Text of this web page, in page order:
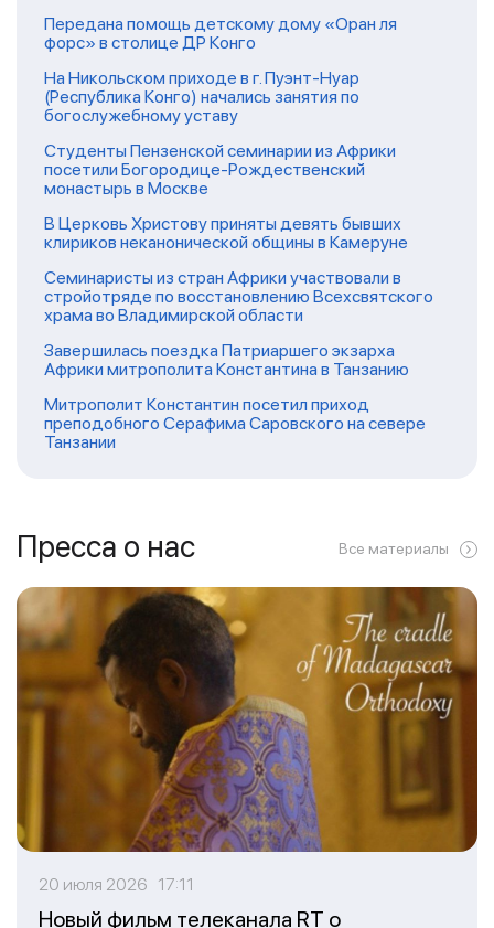
Передана помощь детскому дому «Оран ля
форс» в столице ДР Конго
На Никольском приходе в г. Пуэнт-Нуар
(Республика Конго) начались занятия по
богослужебному уставу
Студенты Пензенской семинарии из Африки
посетили Богородице-Рождественский
монастырь в Москве
В Церковь Христову приняты девять бывших
клириков неканонической общины в Камеруне
Семинаристы из стран Африки участвовали в
стройотряде по восстановлению Всехсвятского
храма во Владимирской области
Завершилась поездка Патриаршего экзарха
Африки митрополита Константина в Танзанию
Митрополит Константин посетил приход
преподобного Серафима Саровского на севере
Танзании
Пресса о нас Все материалы
20 июля 2026 17:11
Новый фильм телеканала RT о